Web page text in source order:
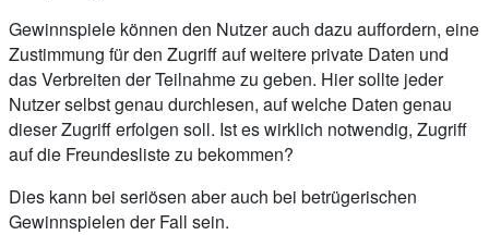
Gewinnspiele können den Nutzer auch dazu auffordern, eine
Zustimmung für den Zugriff auf weitere private Daten und
das Verbreiten der Teilnahme zu geben. Hier sollte jeder
Nutzer selbst genau durchlesen, auf welche Daten genau
dieser Zugriff erfolgen soll. Ist es wirklich notwendig, Zugriff
auf die Freundesliste zu bekommen?
Dies kann bei seriösen aber auch bei betrügerischen
Gewinnspielen der Fall sein.